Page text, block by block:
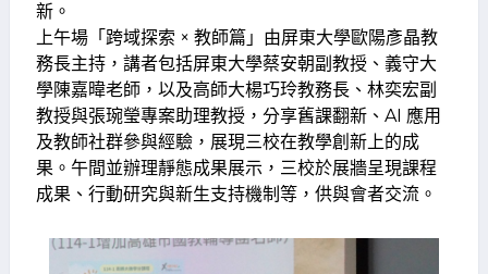
新。
上午場「跨域探索 × 教師篇」由屏東大學歐陽彥晶教
務長主持，講者包括屏東大學蔡安朝副教授、義守大
學陳嘉暐老師，以及高師大楊巧玲教務長、林奕宏副
教授與張琬瑩專案助理教授，分享舊課翻新、AI 應用
及教師社群參與經驗，展現三校在教學創新上的成
果。午間並辦理靜態成果展示，三校於展牆呈現課程
成果、行動研究與新生支持機制等，供與會者交流。